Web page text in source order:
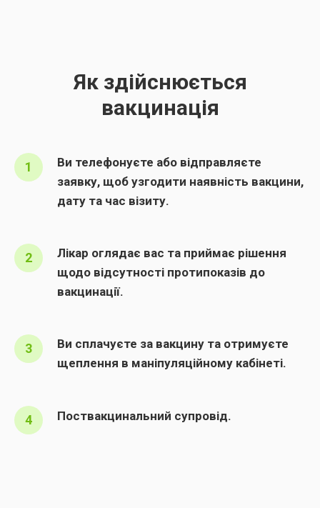
Як здійснюється
вакцинація
Ви телефонуєте або відправляєте
заявку, щоб узгодити наявність вакцини,
дату та час візиту.
Лікар оглядає вас та приймає рішення
щодо відсутності протипоказів до
вакцинації.
Ви сплачуєте за вакцину та отримуєте
щеплення в маніпуляційному кабінеті.
Поствакцинальний супровід.